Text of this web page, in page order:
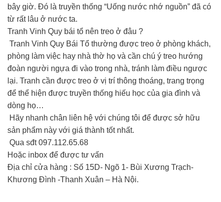
bây giờ. Đó là truyền thống “Uống nước nhớ nguồn” đã có
từ rất lâu ở nước ta.
Tranh Vinh Quy bái tổ nên treo ở đâu ?
Tranh Vinh Quy Bái Tổ thường được treo ở phòng khách,
phòng làm việc hay nhà thờ họ và cần chú ý treo hướng
đoàn người ngựa đi vào trong nhà, tránh làm điều ngược
lại. Tranh cần được treo ở vị trí thông thoáng, trang trọng
để thể hiện được truyền thống hiếu học của gia đình và
dòng họ…
Hãy nhanh chân liên hệ với chúng tôi để được sở hữu
sản phẩm này với giá thành tốt nhất.
Qua sđt 097.112.65.68
Hoặc inbox để được tư vấn
Địa chỉ cửa hàng : Số 15D- Ngõ 1- Bùi Xương Trạch-
Khương Đình -Thanh Xuân – Hà Nội.